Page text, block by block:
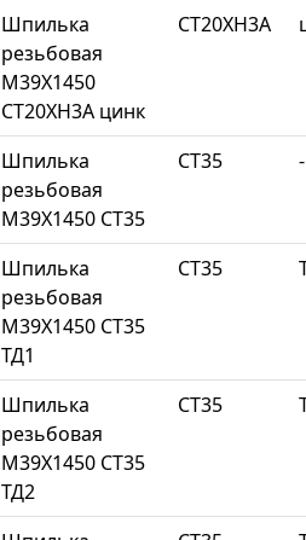
Шпилька
резьбовая
М39Х1450
СТ20ХН3А цинк
СТ20ХН3А
Шпилька
резьбовая
М39Х1450 СТ35
СТ35 -
Шпилька
резьбовая
М39Х1450 СТ35
ТД1
СТ35
Шпилька
резьбовая
М39Х1450 СТ35
ТД2
СТ35